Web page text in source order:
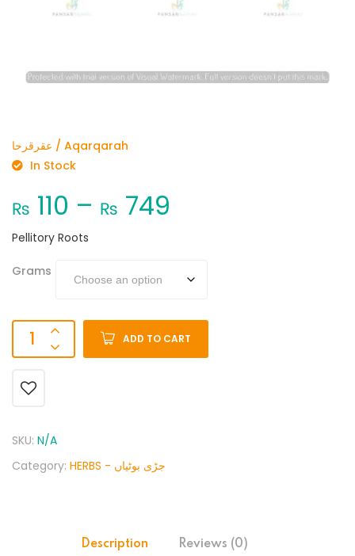
عقرقرحا / Aqarqarah
In Stock
₨ 110 – ₨ 749
Pellitory Roots
Grams
ADD TO CART
SKU: N/A
Category:
HERBS - جڑی بوٹیاں
Description Reviews (0)